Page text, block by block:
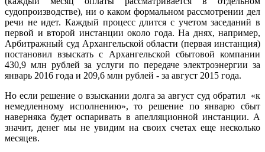
судопроизводстве), ни о каком формальном рассмотрении дел
речи не идет. Каждый процесс длится с учетом заседаний в
первой и второй инстанции около года. На днях, например,
Арбитражный суд Архангельской области (первая инстанция)
постановил взыскать с Архангельской сбытовой компании
430,9 млн рублей за услуги по передаче электроэнергии за
январь 2016 года и 209,6 млн рублей - за август 2015 года.
Но если решение о взыскании долга за август суд обратил «к
немедленному исполнению», то решение по январю сбыт
наверняка будет оспаривать в апелляционной инстанции. А
значит, денег мы не увидим на своих счетах еще несколько
месяцев.